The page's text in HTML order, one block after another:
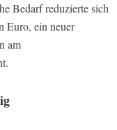
Bedarf reduzierte sich
Euro, ein neuer
am